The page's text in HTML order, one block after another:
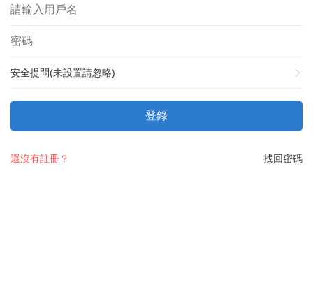
安全提問(未設置請忽略)
登錄
找回密碼
還沒有註冊？